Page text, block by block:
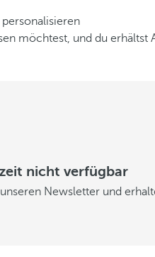
personalisieren
möchtest, und du erhältst
nicht verfügbar
Newsletter und